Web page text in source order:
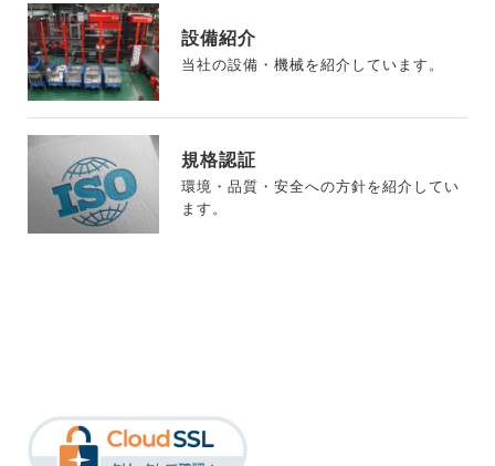
設備紹介
当社の設備・機械を紹介しています。
規格認証
環境・品質・安全への方針を紹介してい
ます。